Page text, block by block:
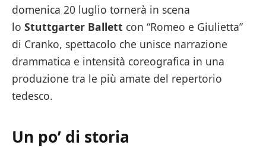
domenica 20 luglio tornerà in scena
lo Stuttgarter Ballett con “Romeo e Giulietta”
di Cranko, spettacolo che unisce narrazione
drammatica e intensità coreografica in una
produzione tra le più amate del repertorio
tedesco.
Un po’ di storia